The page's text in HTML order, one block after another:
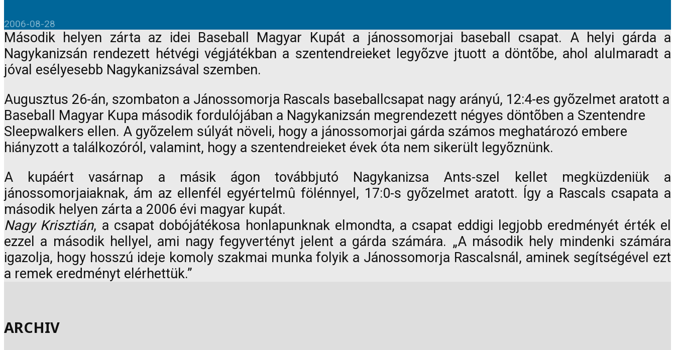
2006-08-28
Második helyen zárta az idei Baseball Magyar Kupát a jánossomorjai baseball csapat. A helyi gárda a
Nagykanizsán rendezett hétvégi végjátékban a szentendreieket legyõzve jtuott a döntõbe, ahol alulmaradt a
jóval esélyesebb Nagykanizsával szemben.
Augusztus 26-án, szombaton a Jánossomorja Rascals baseballcsapat nagy arányú, 12:4-es gyõzelmet aratott a
Baseball Magyar Kupa második fordulójában a Nagykanizsán megrendezett négyes döntõben a Szentendre
Sleepwalkers ellen. A gyõzelem súlyát növeli, hogy a jánossomorjai gárda számos meghatározó embere
hiányzott a találkozóról, valamint, hogy a szentendreieket évek óta nem sikerült legyõznünk.
A kupáért vasárnap a másik ágon továbbjutó Nagykanizsa Ants-szel kellet megküzdeniük a
jánossomorjaiaknak, ám az ellenfél egyértelmû fölénnyel, 17:0-s gyõzelmet aratott. Így a Rascals csapata a
második helyen zárta a 2006 évi magyar kupát.
Nagy Krisztián, a csapat dobójátékosa honlapunknak elmondta, a csapat eddigi legjobb eredményét érték el
ezzel a második hellyel, ami nagy fegyvertényt jelent a gárda számára. „A második hely mindenki számára
igazolja, hogy hosszú ideje komoly szakmai munka folyik a Jánossomorja Rascalsnál, aminek segítségével ezt
a remek eredményt elérhettük.”
ARCHIV